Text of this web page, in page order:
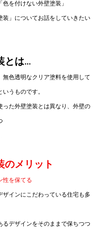
を付けない外壁塗装」
装」についてお話をしていきたい
とは…
無色透明なクリア塗料を使用して
うものです。
った外壁塗装とは異なり、外壁の
のメリット
を保てる
ザインにこだわっている住宅も多
るデザインをそのままで保ちつつ